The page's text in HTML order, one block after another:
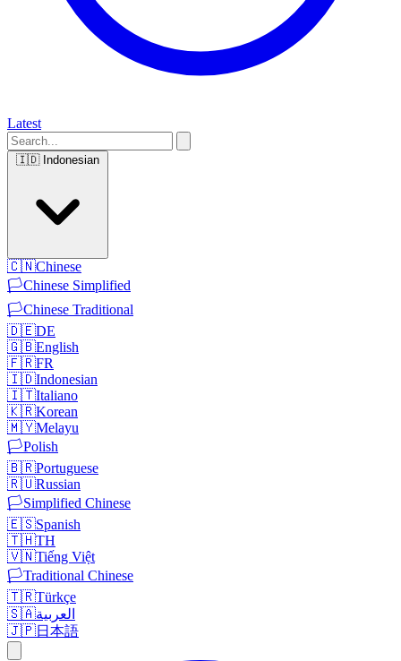
Latest
🇮🇩 Indonesian
🇨🇳Chinese
🏳️Chinese Simplified
🏳️Chinese Traditional
🇩🇪DE
🇬🇧English
🇫🇷FR
🇮🇩Indonesian
🇮🇹Italiano
🇰🇷Korean
🇲🇾Melayu
🏳️Polish
🇧🇷Portuguese
🇷🇺Russian
🏳️Simplified Chinese
🇪🇸Spanish
🇹🇭TH
🇻🇳Tiếng Việt
🏳️Traditional Chinese
🇹🇷Türkçe
🇸🇦العربية
🇯🇵日本語